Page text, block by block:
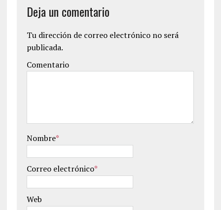
Deja un comentario
Tu dirección de correo electrónico no será
publicada.
Comentario
Nombre*
Correo electrónico*
Web